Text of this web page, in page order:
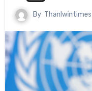
By Thanlwintimes